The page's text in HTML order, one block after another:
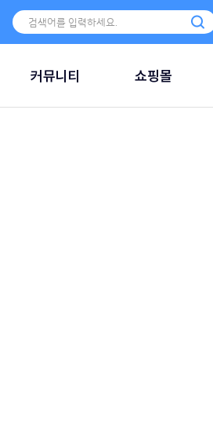
커뮤니티 쇼핑몰